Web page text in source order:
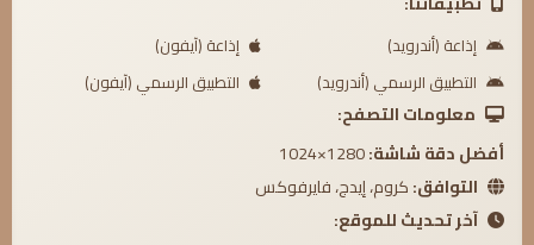
إذاعة (أندرويد)
إذاعة (آيفون)
التطبيق الرسمي (أندرويد)
التطبيق الرسمي (آيفون)
معلومات التصفح:
أفضل دقة شاشة:
التوافق:كروم، إيدج، فايرفوكس
آخر تحديث للموقع: